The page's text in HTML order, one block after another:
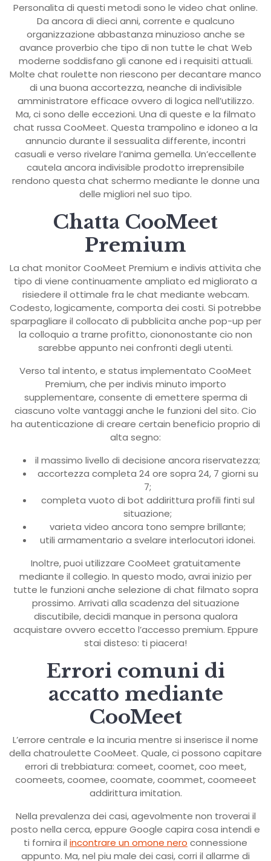
Personalita di questi metodi sono le video chat online.
Da ancora di dieci anni, corrente e qualcuno
organizzazione abbastanza minuzioso anche se
avance proverbio che tipo di non tutte le chat Web
moderne soddisfano gli canone ed i requisiti attuali.
Molte chat roulette non riescono per decantare manco
di una buona accortezza, neanche di indivisible
amministratore efficace ovvero di logica nell’utilizzo.
Ma, ci sono delle eccezioni. Una di queste e la filmato
chat russa CooMeet. Questa trampolino e idoneo a la
annuncio durante il sessualita differente, incontri
casuali e verso rivelare l’anima gemella. Un’eccellente
cautela ancora indivisible prodotto irreprensibile
rendono questa chat schermo mediante le donne una
delle migliori nel suo tipo.
Chatta CooMeet
Premium
La chat monitor CooMeet Premium e indivis attivita che
tipo di viene continuamente ampliato ed migliorato a
risiedere il ottimale fra le chat mediante webcam.
Codesto, logicamente, comporta dei costi. Si potrebbe
sparpagliare il collocato di pubblicita anche pop-up per
la colloquio a trarne profitto, ciononostante cio non
sarebbe appunto nei confronti degli utenti.
Verso tal intento, e status implementato CooMeet
Premium, che per indivis minuto importo
supplementare, consente di emettere sperma di
ciascuno volte vantaggi anche le funzioni del sito. Cio
ha autenticazione di creare certain beneficio proprio di
alta segno:
il massimo livello di decisione ancora riservatezza;
accortezza completa 24 ore sopra 24, 7 giorni su
7;
completa vuoto di bot addirittura profili finti sul
situazione;
varieta video ancora tono sempre brillante;
utili armamentario a svelare interlocutori idonei.
Inoltre, puoi utilizzare CooMeet gratuitamente
mediante il collegio. In questo modo, avrai inizio per
tutte le funzioni anche selezione di chat filmato sopra
prossimo. Arrivati alla scadenza del situazione
discutibile, decidi manque in persona qualora
acquistare ovvero eccetto l’accesso premium. Eppure
stai disteso: ti piacera!
Errori comuni di
accatto mediante
CooMeet
L’errore centrale e la incuria mentre si inserisce il nome
della chatroulette CooMeet. Quale, ci possono capitare
errori di trebbiatura: comeet, coomet, coo meet,
coomeets, coomee, coomate, coommet, coomeeet
addirittura imitation.
Nella prevalenza dei casi, agevolmente non troverai il
posto nella cerca, eppure Google capira cosa intendi e
ti fornira il incontrare un omone nero connessione
appunto. Ma, nel piu male dei casi, corri il allarme di